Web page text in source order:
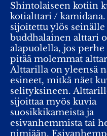
Shintolaiseen kotiin
kotialttari / kamidana.
sijoitettu ylös
buddhalainen alttari
alapuolella, jos perhe
pitää molemmat
Alttarilla on yleensä
esineet, mitkä näet
selityksineen.
sijoittaa myös kuvia
suosikkikameista ja
esivanhemmista tai
nimiään.